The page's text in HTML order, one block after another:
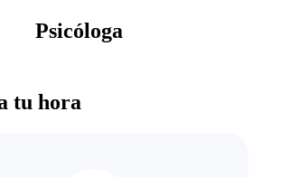
Psicóloga
tu hora